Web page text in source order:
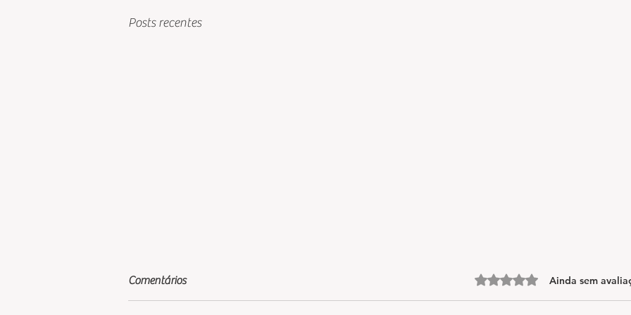
Posts recentes
Comentários Avaliado com 0 de 5 estrelas.
Ainda sem